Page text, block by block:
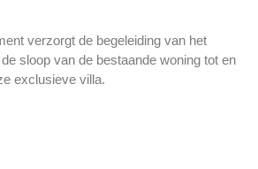
verzorgt de begeleiding van het
sloop van de bestaande woning tot en
exclusieve villa.